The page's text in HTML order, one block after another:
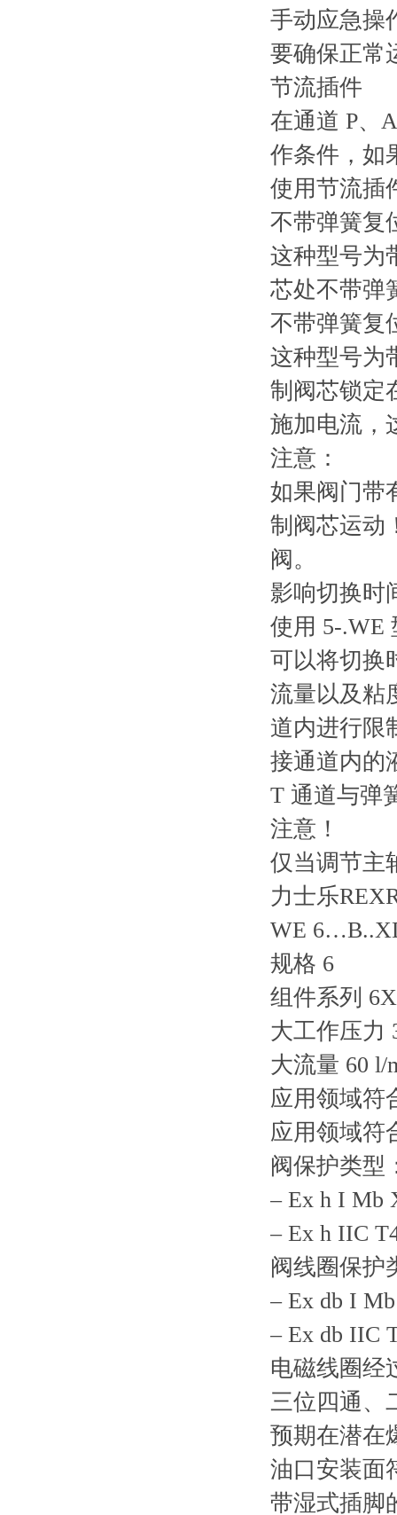
手动应急操
要确保正常
节流插件
在通道 P、
作条件，如
使用节流插
不带弹簧复
这种型号为
芯处不带弹
不带弹簧复
这种型号为
制阀芯锁定
施加电流，
注意：
如果阀门带
制阀芯运动
阀。
影响切换时
使用 5-.WE
可以将切换
流量以及粘
道内进行限
接通道内的
T 通道与弹
注意！
仅当调节主
力士乐
WE
规格 6
组件系列 6X
大工作压力
大流量 60 l/
应用领域符
应用领域符
阀保护类型
– Ex h I Mb
– Ex h IIC
阀线圈保护
– Ex db I
– Ex db IIC
电磁线圈经
三位四通、
预期在潜在
油口安装面
带湿式插脚